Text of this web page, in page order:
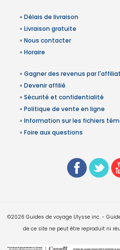
» Délais de livraison
» Livraison gratuite
» Nous contacter
» Horaire
» Gagner des revenus par
» Devenir affilié
» Sécurité et confidentialité
» Politique de vente en ligne
» Information sur les fichiers
» Foire aux questions
©2026 Guides de voyage Ulysse inc. -
de ce site ne peut être reproduit ni